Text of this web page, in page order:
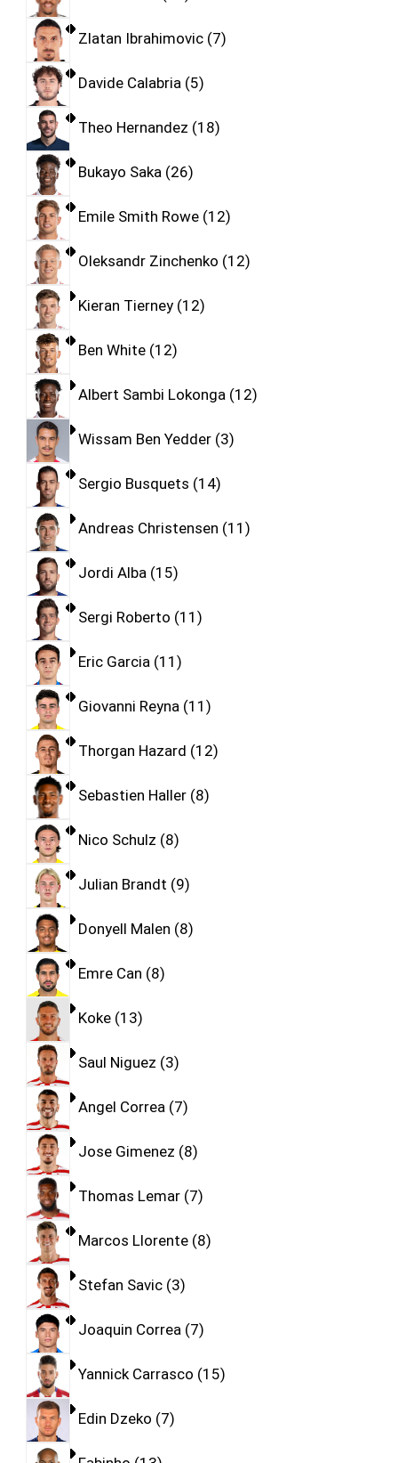
Zlatan Ibrahimovic 7
Davide Calabria 5
Theo Hernandez 18
Bukayo Saka 26
Emile Smith Rowe 12
Oleksandr Zinchenko 12
Kieran Tierney 12
Ben White 12
Albert Sambi Lokonga 12
Wissam Ben Yedder 3
Sergio Busquets 14
Andreas Christensen 11
Jordi Alba 15
Sergi Roberto 11
Eric Garcia 11
Giovanni Reyna 11
Thorgan Hazard 12
Sebastien Haller 8
Nico Schulz 8
Julian Brandt 9
Donyell Malen 8
Emre Can 8
Koke 13
Saul Niguez 3
Angel Correa 7
Jose Gimenez 8
Thomas Lemar 7
Marcos Llorente 8
Stefan Savic 3
Joaquin Correa 7
Yannick Carrasco 15
Edin Dzeko 7